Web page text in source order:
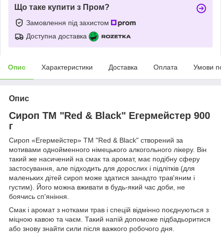
Що таке купити з Пром?
Замовлення під захистом
Доступна доставка
Опис Характеристики Доставка Оплата Умови
Опис
Сироп ТМ "Red & Black" Егермейстер 900
г
Сироп «Егермейстер» ТМ "Red & Black" створений за
мотивами однойменного німецького алкогольного лікеру. Він
такий же насичений на смак та аромат, має подібну сферу
застосування, але підходить для дорослих і підлітків (для
маленьких дітей сироп може здатися занадто трав'яним і
густим). Його можна вживати в будь-який час доби, не
боячись сп'яніння.
Смак і аромат з нотками трав і спецій відмінно поєднуються з
міцною кавою та чаєм. Такий напій допоможе підбадьоритися
або знову знайти сили після важкого робочого дня.